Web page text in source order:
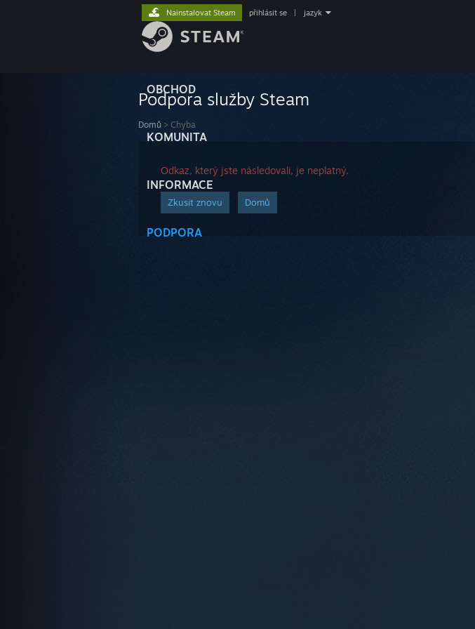
OBCHOD
KOMUNITA
INFORMACE
PODPORA
Nainstalovat Steam přihlásit se jazyk
Podpora služby Steam
Domů > Chyba
Odkaz, který jste následovali, je neplatný.
Zkusit znovu Domů